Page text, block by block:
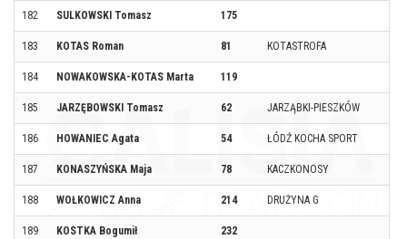
182 SULKOWSKI Tomasz 175
183 KOTAS Roman 81 KOTASTROFA
184 NOWAKOWSKA-KOTAS Marta 119
185 JARZĘBOWSKI Tomasz 62 JARZĄBKI-PIESZKÓW
186 HOWANIEC Agata 54 ŁÓDŹ KOCHA SPORT
187 KONASZYŃSKA Maja 78 KACZKONOSY
188 WOŁKOWICZ Anna 214 DRUŻYNA G
189 KOSTKA Bogumił 232